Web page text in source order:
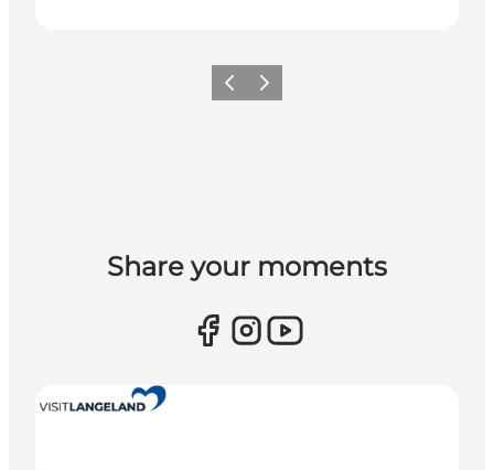
Previous
Next
Share your moments